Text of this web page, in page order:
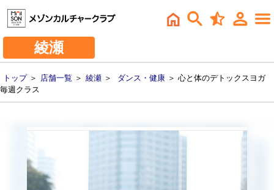
綾瀬
トップ＞ 店舗一覧 ＞ 綾瀬 ＞ ダンス・健康 ＞ 心と体のデトックスヨガ
毎週クラス